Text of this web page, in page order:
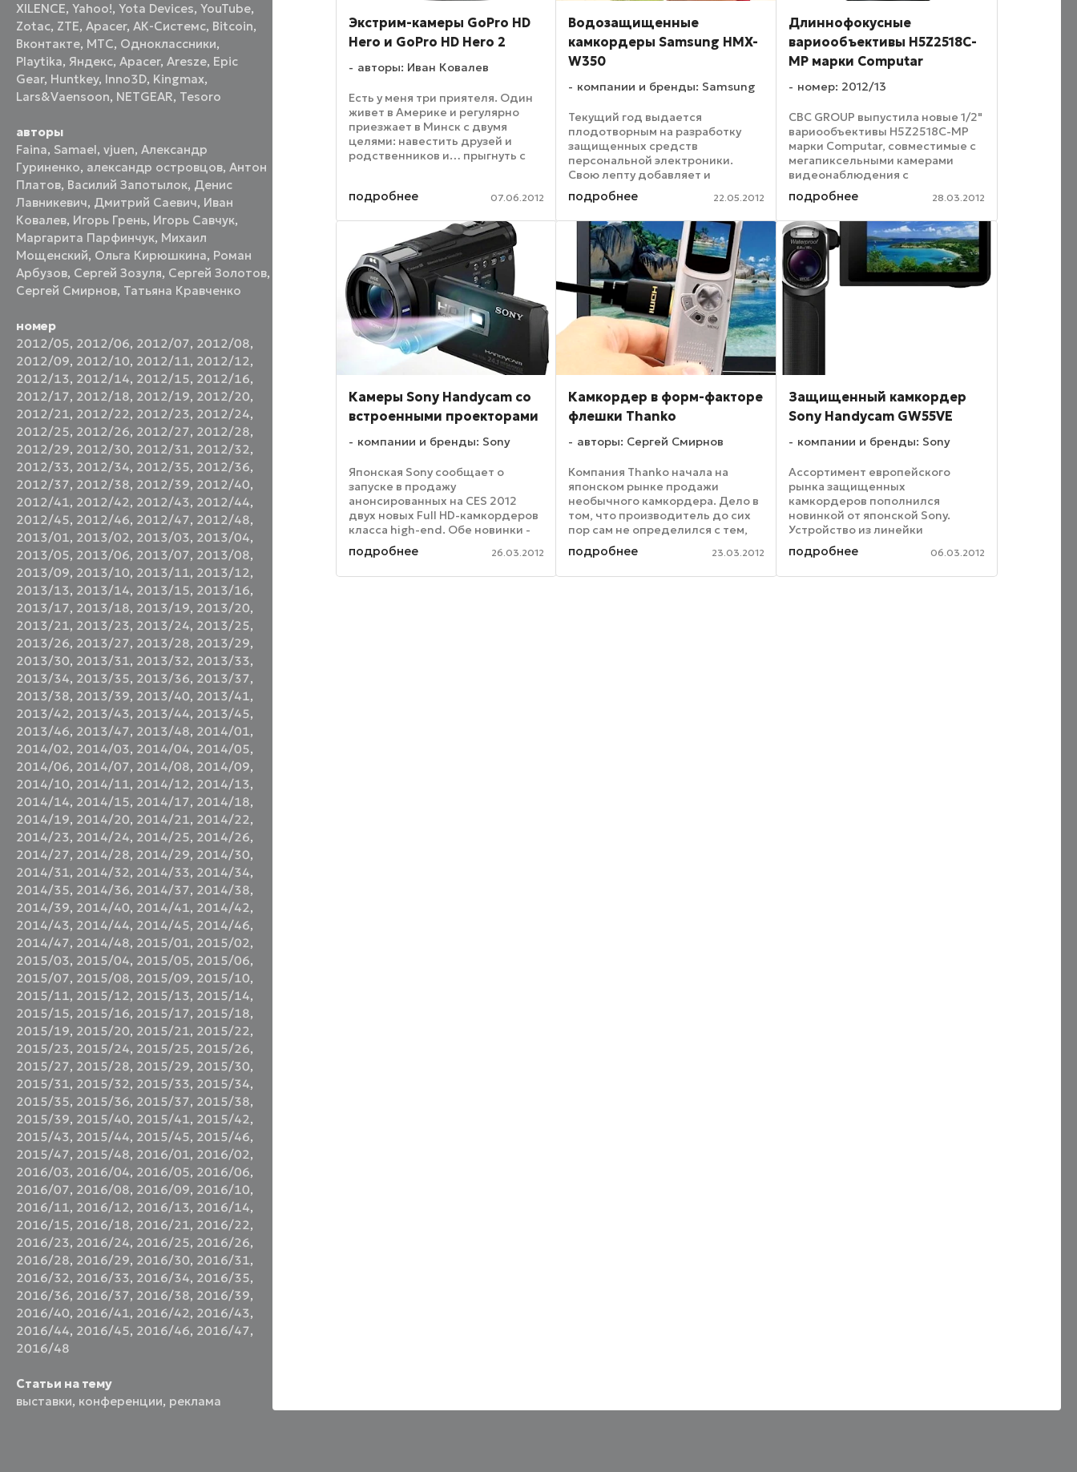
XILENCE,Yahoo!,Yota Devices,YouTube,
Zotac, ZTE,Аpacer,АК-Системс, Вitcoin,
Вконтакте, МТС, Одноклассники,
Playtika, Яндекс,Apacer,Aresze, Epic
Gear, Huntkey, Inno3D, Kingmax,
Lars&Vaensoon, NETGEAR, Tesoro
авторы
Faina, Samael,vjuen,Александр
Гуриненко, александр островцов,Антон
Платов, Василий Запотылок, Денис
Лавникевич, Дмитрий Саевич, Иван
Ковалев, Игорь Грень, Игорь Савчук,
Маргарита Парфинчук, Михаил
Мощенский, Ольга Кирюшкина, Роман
Арбузов, Сергей Зозуля, Сергей Золотов,
Сергей Смирнов, Татьяна Кравченко
номер
2012/05, 2012/06, 2012/07, 2012/08,
2012/09, 2012/10, 2012/11, 2012/12,
2012/13, 2012/14, 2012/15, 2012/16,
2012/17, 2012/18, 2012/19, 2012/20,
2012/21, 2012/22, 2012/23, 2012/24,
2012/25, 2012/26, 2012/27, 2012/28,
2012/29, 2012/30, 2012/31, 2012/32,
2012/33, 2012/34, 2012/35, 2012/36,
2012/37, 2012/38, 2012/39, 2012/40,
2012/41, 2012/42, 2012/43, 2012/44,
2012/45, 2012/46, 2012/47, 2012/48,
2013/01, 2013/02, 2013/03, 2013/04,
2013/05, 2013/06, 2013/07, 2013/08,
2013/09, 2013/10, 2013/11, 2013/12,
2013/13, 2013/14, 2013/15, 2013/16,
2013/17, 2013/18, 2013/19, 2013/20,
2013/21, 2013/23, 2013/24, 2013/25,
2013/26, 2013/27, 2013/28, 2013/29,
2013/30, 2013/31, 2013/32, 2013/33,
2013/34, 2013/35, 2013/36, 2013/37,
2013/38, 2013/39, 2013/40, 2013/41,
2013/42, 2013/43, 2013/44, 2013/45,
2013/46, 2013/47, 2013/48, 2014/01,
2014/02, 2014/03, 2014/04, 2014/05,
2014/06, 2014/07, 2014/08, 2014/09,
2014/10, 2014/11, 2014/12, 2014/13,
2014/14, 2014/15, 2014/17, 2014/18,
2014/19, 2014/20, 2014/21, 2014/22,
2014/23, 2014/24, 2014/25, 2014/26,
2014/27, 2014/28, 2014/29, 2014/30,
2014/31, 2014/32, 2014/33, 2014/34,
2014/35, 2014/36, 2014/37, 2014/38,
2014/39, 2014/40, 2014/41, 2014/42,
2014/43, 2014/44, 2014/45, 2014/46,
2014/47, 2014/48, 2015/01, 2015/02,
2015/03, 2015/04, 2015/05, 2015/06,
2015/07, 2015/08, 2015/09, 2015/10,
2015/11, 2015/12, 2015/13, 2015/14,
2015/15, 2015/16, 2015/17, 2015/18,
2015/19, 2015/20, 2015/21, 2015/22,
2015/23, 2015/24, 2015/25, 2015/26,
2015/27, 2015/28, 2015/29, 2015/30,
2015/31, 2015/32, 2015/33, 2015/34,
2015/35, 2015/36, 2015/37, 2015/38,
2015/39, 2015/40, 2015/41, 2015/42,
2015/43, 2015/44, 2015/45, 2015/46,
2015/47, 2015/48, 2016/01, 2016/02,
2016/03, 2016/04, 2016/05, 2016/06,
2016/07, 2016/08, 2016/09, 2016/10,
2016/11, 2016/12, 2016/13, 2016/14,
2016/15, 2016/18, 2016/21, 2016/22,
2016/23, 2016/24, 2016/25, 2016/26,
2016/28, 2016/29, 2016/30, 2016/31,
2016/32, 2016/33, 2016/34, 2016/35,
2016/36, 2016/37, 2016/38, 2016/39,
2016/40, 2016/41, 2016/42, 2016/43,
2016/44, 2016/45, 2016/46, 2016/47,
2016/48
Статьи на тему
выставки, конференции, реклама
Экстрим-камеры GoPro HD
Hero и GoPro HD Hero 2
авторы: Иван Ковалев
Есть у меня три приятеля. Один
живет в Америке и регулярно
приезжает в Минск с двумя
целями: навестить друзей и
родственников и… прыгнуть с
любит подводную охоту, да и
подробнее 07.06.2012
Водозащищенные
камкордеры Samsung HMX-
W350
компании и бренды: Samsung
Текущий год выдается
плодотворным на разработку
защищенных средств
персональной электроники.
Свою лепту добавляет и
южнокорейская Samsung,
представившая компактную
видеокамеру HMX-W350, которая
поступит в продажу в
ближайшем времени по цене
порядка ...
подробнее 22.05.2012
Длиннофокусные
вариообъективы H5Z2518C-
MP марки Computar
номер: 2012/13
CBC GROUP выпустила новые 1/2"
вариообъективы H5Z2518C-MP
марки Computar, совместимые с
мегапиксельными камерами
видеонаблюдения с
разрешением до 3 МР. Новые
длиннофокусные
вариообъективы Computar
H5Z2518C-MP созданы для
установки на камеры, которые ...
подробнее 28.03.2012
Камеры Sony Handycam со
встроенными проекторами
компании и бренды: Sony
Японская Sony сообщает о
запуске в продажу
анонсированных на CES 2012
двух новых Full HD-камкордеров
класса high-end. Обе новинки -
Handycam HDR-PJ760V и
Handycam HDR-PJ710V –
отличаются от своих
подробнее 26.03.2012
Камкордер в форм-факторе
флешки Thanko
авторы: Сергей Смирнов
Компания Thanko начала на
японском рынке продажи
необычного камкордера. Дело в
том, что производитель до сих
пор сам не определился с тем,
как лучше называть подобный
форм-фактор: форм-фактор
флеш-накопителя, или же
подробнее 23.03.2012
Защищенный камкордер
Sony Handycam GW55VE
компании и бренды: Sony
Ассортимент европейского
рынка защищенных
камкордеров пополнился
новинкой от японской Sony.
Устройство из линейки
Handycam умеет записывать
видео в разрешении Full HD и
имеет прочный корпус,
подробнее 06.03.2012